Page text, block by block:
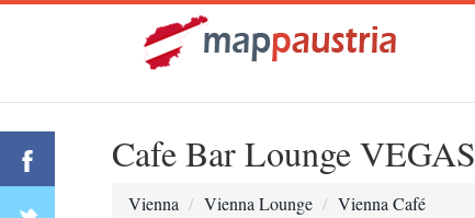
Cafe Bar Lounge VEGAS
Vienna Vienna Lounge Vienna Café